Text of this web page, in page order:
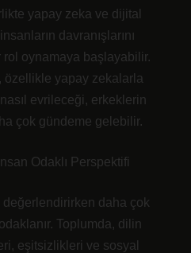
yapay zeka ve dijital
davranışlarını
oynamaya başlayabilir.
özellikle yapay zekalarla
evrileceği, erkeklerin
çok gündeme gelebilir.
Odaklı Perspektifi
daha çok
Toplumda, dilin
eşitsizlikleri ve sosyal